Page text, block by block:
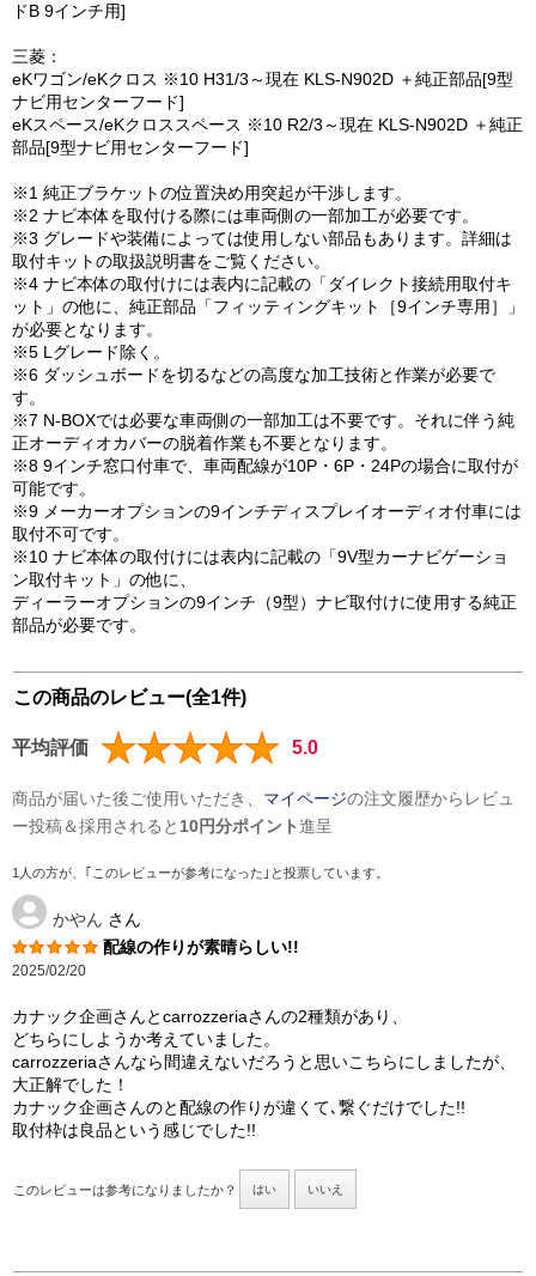
ドB 9インチ用]
三菱：
eKワゴン/eKクロス ※10 H31/3～現在 KLS-N902D ＋純正部品[9型
ナビ用センターフード]
eKスペース/eKクロススペース ※10 R2/3～現在 KLS-N902D ＋純正
部品[9型ナビ用センターフード]
※1 純正ブラケットの位置決め用突起が干渉します。
※2 ナビ本体を取付ける際には車両側の一部加工が必要です。
※3 グレードや装備によっては使用しない部品もあります。詳細は
取付キットの取扱説明書をご覧ください。
※4 ナビ本体の取付けには表内に記載の「ダイレクト接続用取付キ
ット」の他に、純正部品「フィッティングキット［9インチ専用］」
が必要となります。
※5 Lグレード除く。
※6 ダッシュボードを切るなどの高度な加工技術と作業が必要で
す。
※7 N-BOXでは必要な車両側の一部加工は不要です。それに伴う純
正オーディオカバーの脱着作業も不要となります。
※8 9インチ窓口付車で、車両配線が10P・6P・24Pの場合に取付が
可能です。
※9 メーカーオプションの9インチディスプレイオーディオ付車には
取付不可です。
※10 ナビ本体の取付けには表内に記載の「9V型カーナビゲーショ
ン取付キット」の他に、
ディーラーオプションの9インチ（9型）ナビ取付けに使用する純正
部品が必要です。
この商品のレビュー(全1件)
平均評価 5.0
商品が届いた後ご使用いただき、 マイページの注文履歴からレビュ
ー投稿＆採用されると 10円分ポイント進呈
1人の方が、｢このレビューが参考になった｣と投票しています。
かやん さん
配線の作りが素晴らしい!!
2025/02/20
カナック企画さんとcarrozzeriaさんの2種類があり、
どちらにしようか考えていました。
carrozzeriaさんなら間違えないだろうと思いこちらにしましたが、
大正解でした！
カナック企画さんのと配線の作りが違くて､繋ぐだけでした!!
取付枠は良品という感じでした!!
このレビューは参考になりましたか？ はい いいえ